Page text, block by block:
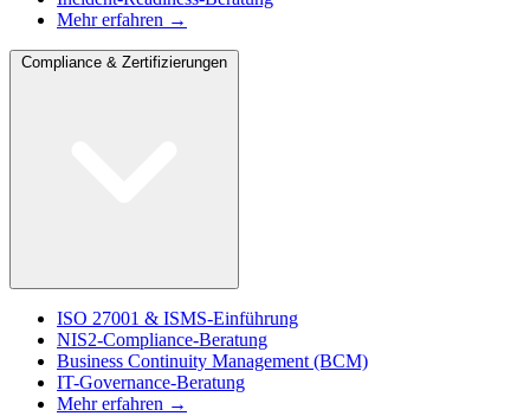
Mehr erfahren →
ISO 27001 & ISMS-Einführung
NIS2-Compliance-Beratung
Business Continuity Management (BCM)
IT-Governance-Beratung
Mehr erfahren →